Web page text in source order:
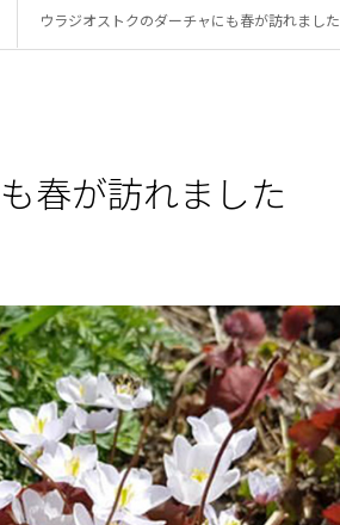
ウラジオストクのダーチャにも春が訪れました
春が訪れました